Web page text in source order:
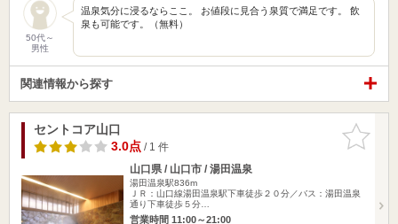
50代～
男性
温泉気分に浸るならここ。 お値段に見合う泉質で満足です。 飲
泉も可能です。（無料）
関連情報から探す
お気に入
りに追加
セントコア山口
3.0点/ 1 件
山口県 / 山口市 / 湯田温泉
湯田温泉駅836m
ＪＲ：山口線湯田温泉駅下車徒歩２０分／バス：湯田温泉
通り下車徒歩５分…
営業時間 11:00～21:00